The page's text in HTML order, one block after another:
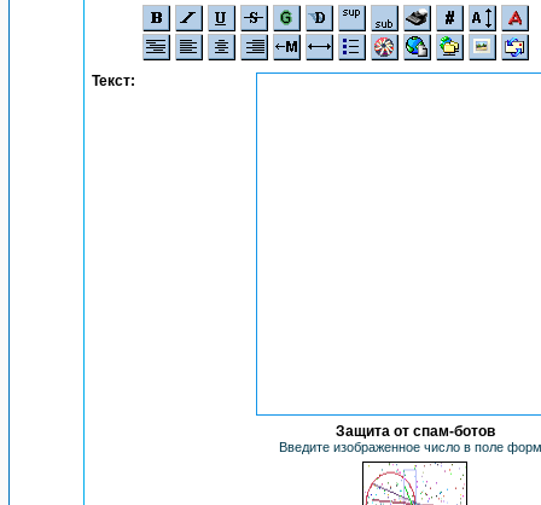
Текст:
Защита от спам-ботов
Введите изображенное число в поле